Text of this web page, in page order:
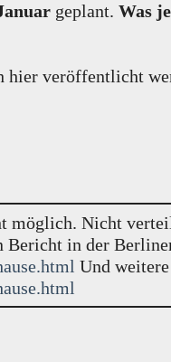
geplant. Was
hier veröffentlicht
möglich. Nicht
Bericht in der
Und